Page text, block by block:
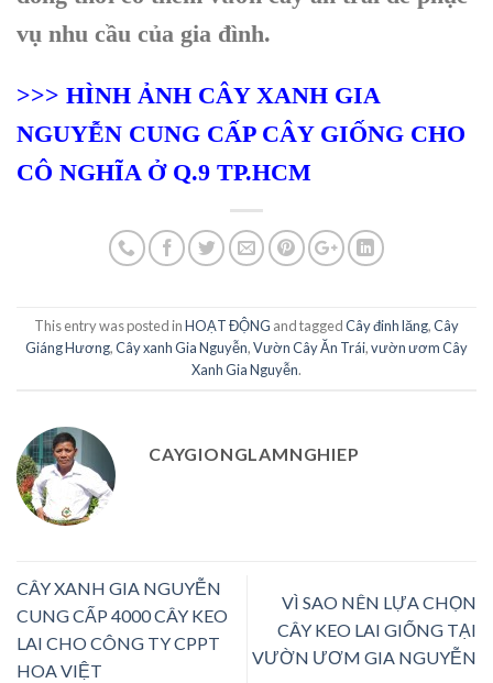
vụ nhu cầu của gia đình.
>>> HÌNH ẢNH CÂY XANH GIA
NGUYỄN CUNG CẤP CÂY GIỐNG CHO
CÔ NGHĨA Ở Q.9 TP.HCM
This entry was posted inHOẠT ĐỘNG and taggedCây đinh lăng,Cây
Giáng Hương,Cây xanh Gia Nguyễn,Vườn Cây Ăn Trái,vườn ươm Cây
Xanh Gia Nguyễn.
CAYGIONGLAMNGHIEP
CÂY XANH GIA NGUYỄN
CUNG CẤP 4000 CÂY KEO
LAI CHO CÔNG TY CPPT
HOA VIỆT
VÌ SAO NÊN LỰA CHỌN
CÂY KEO LAI GIỐNG TẠI
VƯỜN ƯƠM GIA NGUYỄN